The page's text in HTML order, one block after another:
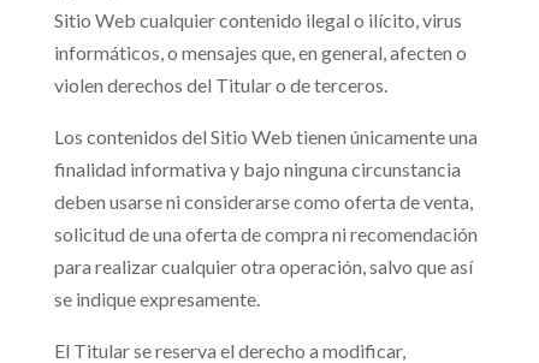
Sitio Web cualquier contenido ilegal o ilícito, virus
informáticos, o mensajes que, en general, afecten o
violen derechos del Titular o de terceros.
Los contenidos del Sitio Web tienen únicamente una
finalidad informativa y bajo ninguna circunstancia
deben usarse ni considerarse como oferta de venta,
solicitud de una oferta de compra ni recomendación
para realizar cualquier otra operación, salvo que así
se indique expresamente.
El Titular se reserva el derecho a modificar,